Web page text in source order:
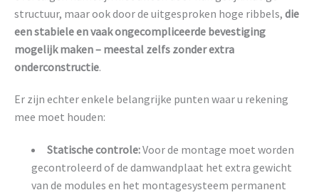
structuur, maar ook door de uitgesproken hoge ribbels, die
een stabiele en vaak ongecompliceerde bevestiging
mogelijk maken – meestal zelfs zonder extra
onderconstructie.
Er zijn echter enkele belangrijke punten waar u rekening
mee moet houden:
Statische controle:Voor de montage moet worden
gecontroleerd of de damwandplaat het extra gewicht
van de modules en het montagesysteem permanent